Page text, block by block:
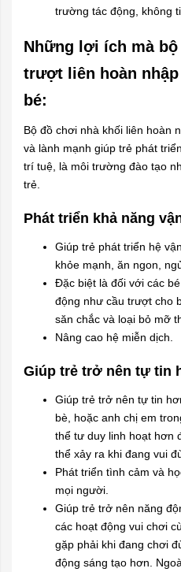
trường tác động, không
Những lợi ích mà bộ
trượt liên hoàn
bé:
Bộ đồ chơi nhà khối liên hoàn
và lành mạnh giúp trẻ phát
trí tuệ, là môi trường đào tạo
trẻ.
Phát triển khả năng
Giúp trẻ phát triển hệ
khỏe mạnh, ăn ngon,
Đặc biệt là đối với các
động như cầu trượt cho
săn chắc và loại bỏ mỡ
Nâng cao hệ miễn dịch.
Giúp trẻ trở nên tự tin
Giúp trẻ trở nên tự tin
bè, hoặc anh chị em
thể tư duy linh hoạt hơn
thể xảy ra khi đang vui
Phát triển tình cảm và
mọi người.
Giúp trẻ trở nên năng
các hoạt động vui chơi
gặp phải khi đang chơi
động sáng tạo hơn.